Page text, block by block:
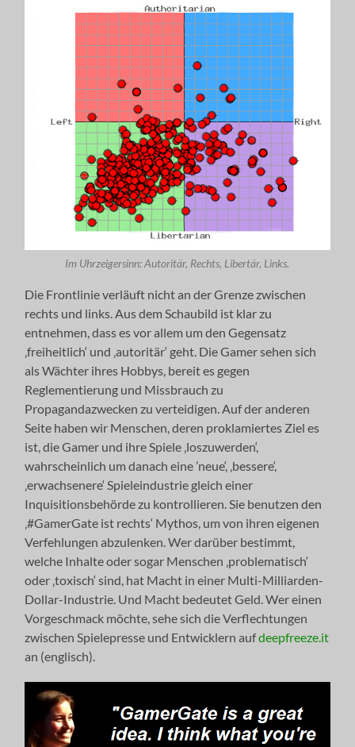
Im Uhrzeigersinn: Autoritär, Rechts, Libertär, Links.
Die Frontlinie verläuft nicht an der Grenze zwischen
rechts und links. Aus dem Schaubild ist klar zu
entnehmen, dass es vor allem um den Gegensatz
‚freiheitlich‘ und ‚autoritär‘ geht. Die Gamer sehen sich
als Wächter ihres Hobbys, bereit es gegen
Reglementierung und Missbrauch zu
Propagandazwecken zu verteidigen. Auf der anderen
Seite haben wir Menschen, deren proklamiertes Ziel es
ist, die Gamer und ihre Spiele ‚loszuwerden‘,
wahrscheinlich um danach eine ’neue‘, ‚bessere‘,
‚erwachsenere‘ Spieleindustrie gleich einer
Inquisitionsbehörde zu kontrollieren. Sie benutzen den
‚#GamerGate ist rechts‘ Mythos, um von ihren eigenen
Verfehlungen abzulenken. Wer darüber bestimmt,
welche Inhalte oder sogar Menschen ‚problematisch‘
oder ‚toxisch‘ sind, hat Macht in einer Multi-Milliarden-
Dollar-Industrie. Und Macht bedeutet Geld. Wer einen
Vorgeschmack möchte, sehe sich die Verflechtungen
zwischen Spielepresse und Entwicklern aufdeepfreeze.it
an (englisch).